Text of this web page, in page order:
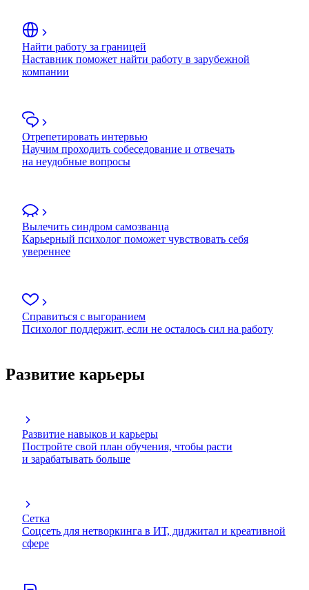
Найти работу за границей
Наставник поможет найти работу в зарубежной
компании
Отрепетировать интервью
Научим проходить собеседование и отвечать
на неудобные вопросы
Вылечить синдром самозванца
Карьерный психолог поможет чувствовать себя
увереннее
Справиться с выгоранием
Психолог поддержит, если не осталось сил на работу
Развитие карьеры
Развитие навыков и карьеры
Постройте свой план обучения, чтобы расти
и зарабатывать больше
Сетка
Соцсеть для нетворкинга в ИТ, диджитал и креативной
сфере